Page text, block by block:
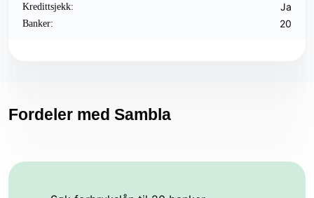
Kredittsjekk: Ja
Banker: 20
Fordeler med Sambla